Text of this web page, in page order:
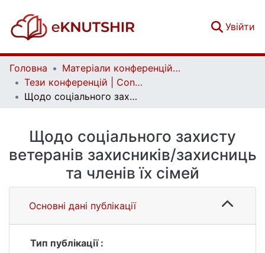
Увійти
Головна
Матеріали конференцій | Conference materials
Тези конференцій | Conference papers
Щодо соціального захисту ветеранів захисників/захисниць та членів їх сімей
Щодо соціального захисту
ветеранів захисників/захисниць
та членів їх сімей
Основні дані публікації
Тип публікації :